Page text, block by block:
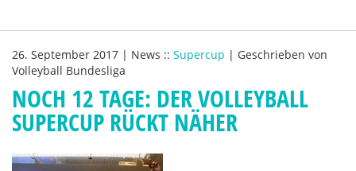
26. September 2017 | News :: Supercup | Geschrieben von
Volleyball Bundesliga
NOCH 12 TAGE: DER VOLLEYBALL
SUPERCUP RÜCKT NÄHER